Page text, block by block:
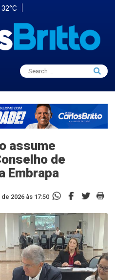
32°C
Search
for:
Search
assume
de
Embrapa
2026 às 17:50